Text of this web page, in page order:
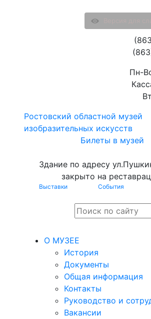
Ростовский областной музей
изобразительных искусств
Билеты в музей
Здание по адресу
закрыто на
Выставки События
Пн-
О МУЗЕЕ
История
Документы
Общая информация
Контакты
Руководство и
Вакансии